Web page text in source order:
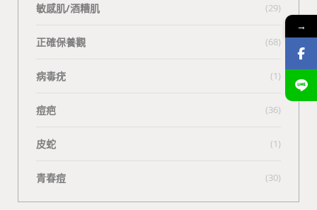
敏感肌/酒糟肌 (29)
正確保養觀 (68)
病毒疣 (1)
痘疤 (36)
皮蛇 (1)
青春痘 (30)
→